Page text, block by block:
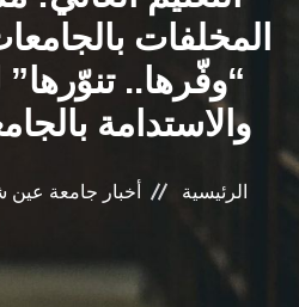
المخلفات
“وفّرها.. تنوّرها”
والاستدامة
الرئيسية أخبار جامعة